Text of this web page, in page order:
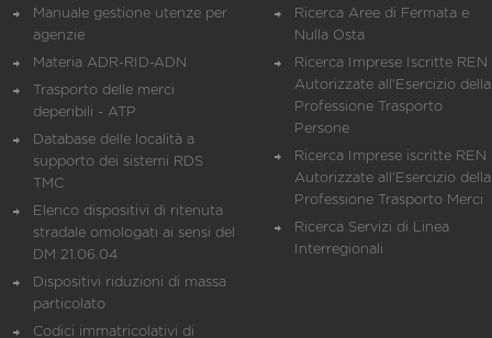
Manuale gestione utenze per
agenzie
Materia ADR-RID-ADN
Trasporto delle merci
deperibili - ATP
Database delle località a
supporto dei sistemi RDS
TMC
Elenco dispositivi di ritenuta
stradale omologati ai sensi del
DM 21.06.04
Dispositivi riduzioni di massa
particolato
Codici immatricolativi di
Ricerca Aree di Fermata e
Nulla Osta
Ricerca Imprese Iscritte REN
Autorizzate all'Esercizio della
Professione Trasporto
Persone
Ricerca Imprese iscritte REN
Autorizzate all'Esercizio della
Professione Trasporto Merci
Ricerca Servizi di Linea
Interregionali